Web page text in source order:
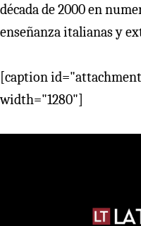
década de 2000 en
enseñanza italianas y
[caption
width="1280"]